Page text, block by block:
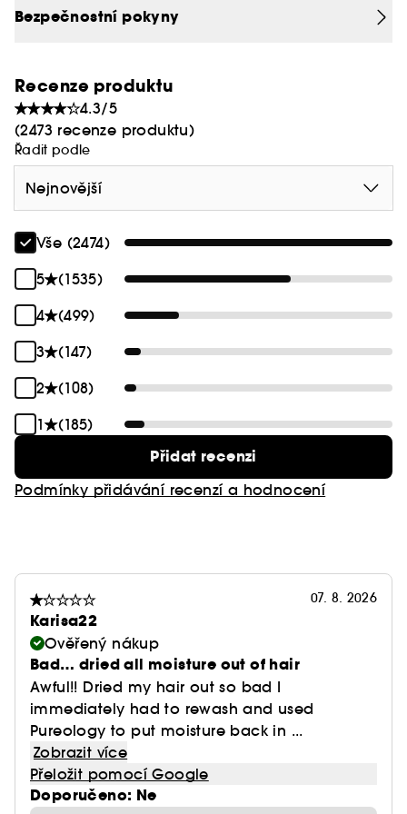
Bezpečnostní pokyny
Recenze produktu
4.3/5
(2473 recenze produktu)
Řadit podle
Nejnovější
Vše (2474)
5
(1535)
4
(499)
3
(147)
2
(108)
1
(185)
Přidat recenzi
Podmínky přidávání recenzí a hodnocení
07. 8. 2026
Karisa22
Ověřený nákup
Bad… dried all moisture out of hair
Awful!! Dried my hair out so bad I
immediately had to rewash and used
Pureology to put moisture back in ...
Zobrazit více
Přeložit pomocí Google
Doporučeno: Ne